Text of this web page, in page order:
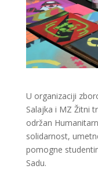
U organizaciji
Salajka i MZ Žitni
održan
solidarnost,
pomogne
Sadu.